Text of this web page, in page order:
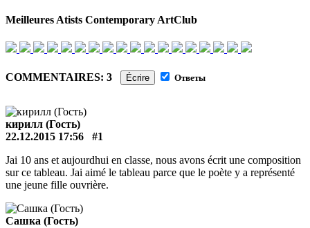
Meilleures Atists Contemporary ArtClub
COMMENTAIRES: 3 Écrire Ответы
кирилл (Гость)
22.12.2015 17:56
#1
Jai 10 ans et aujourdhui en classe, nous avons écrit une composition
sur ce tableau. Jai aimé le tableau parce que le poète y a représenté
une jeune fille ouvrière.
Сашка (Гость)